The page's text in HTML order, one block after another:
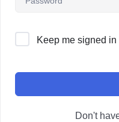
Keep me signed in
Don't